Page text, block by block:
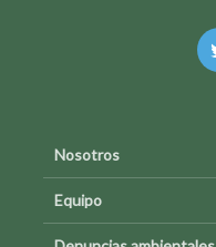
Nosotros
Equipo